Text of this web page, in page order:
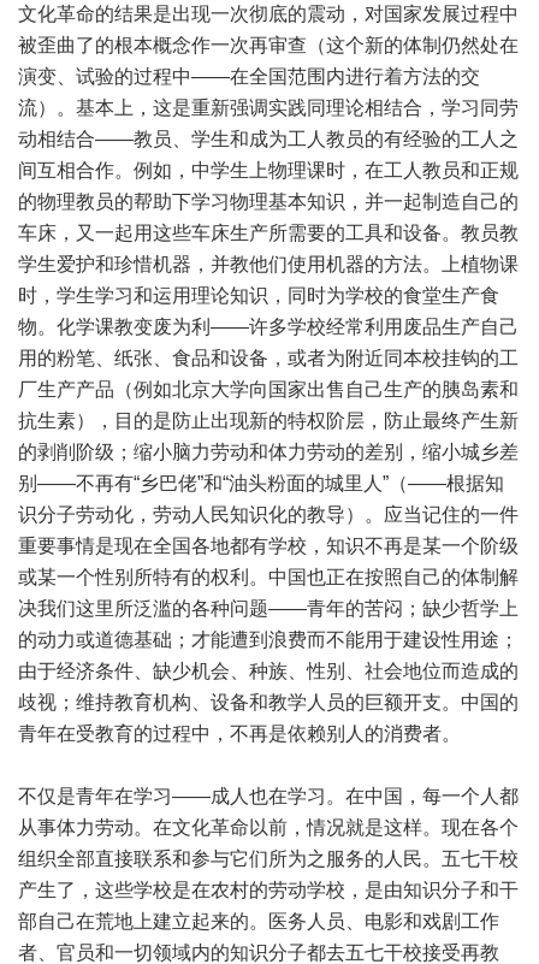
文化革命的结果是出现一次彻底的震动，对国家发展过程中
被歪曲了的根本概念作一次再审查（这个新的体制仍然处在
演变、试验的过程中——在全国范围内进行着方法的交
流）。基本上，这是重新强调实践同理论相结合，学习同劳
动相结合——教员、学生和成为工人教员的有经验的工人之
间互相合作。例如，中学生上物理课时，在工人教员和正规
的物理教员的帮助下学习物理基本知识，并一起制造自己的
车床，又一起用这些车床生产所需要的工具和设备。教员教
学生爱护和珍惜机器，并教他们使用机器的方法。上植物课
时，学生学习和运用理论知识，同时为学校的食堂生产食
物。化学课教变废为利——许多学校经常利用废品生产自己
用的粉笔、纸张、食品和设备，或者为附近同本校挂钩的工
厂生产产品（例如北京大学向国家出售自己生产的胰岛素和
抗生素），目的是防止出现新的特权阶层，防止最终产生新
的剥削阶级；缩小脑力劳动和体力劳动的差别，缩小城乡差
别——不再有“乡巴佬”和“油头粉面的城里人”（——根据知
识分子劳动化，劳动人民知识化的教导）。应当记住的一件
重要事情是现在全国各地都有学校，知识不再是某一个阶级
或某一个性别所特有的权利。中国也正在按照自己的体制解
决我们这里所泛滥的各种问题——青年的苦闷；缺少哲学上
的动力或道德基础；才能遭到浪费而不能用于建设性用途；
由于经济条件、缺少机会、种族、性别、社会地位而造成的
歧视；维持教育机构、设备和教学人员的巨额开支。中国的
青年在受教育的过程中，不再是依赖别人的消费者。
不仅是青年在学习——成人也在学习。在中国，每一个人都
从事体力劳动。在文化革命以前，情况就是这样。现在各个
组织全部直接联系和参与它们所为之服务的人民。五七干校
产生了，这些学校是在农村的劳动学校，是由知识分子和干
部自己在荒地上建立起来的。医务人员、电影和戏剧工作
者、官员和一切领域内的知识分子都去五七干校接受再教